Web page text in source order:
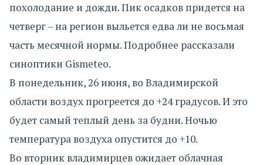
похолодание и дожди. Пик осадков придется на
четверг – на регион выльется едва ли не восьмая
часть месячной нормы. Подробнее рассказали
синоптики Gismeteo.
В понедельник, 26 июня, во Владимирской
области воздух прогреется до +24 градусов. И это
будет самый теплый день за будни. Ночью
температура воздуха опустится до +10.
Во вторник владимирцев ожидает облачная